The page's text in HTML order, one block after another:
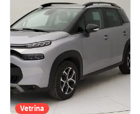
Vetrina